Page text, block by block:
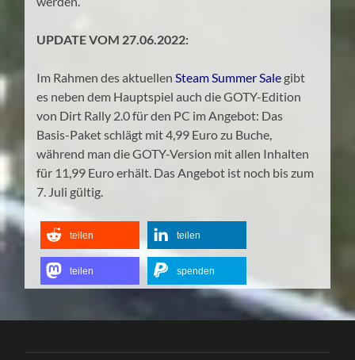
UPDATE VOM 27.06.2022:
Im Rahmen des aktuellenSteam Summer Sale gibt
es neben dem Hauptspiel auch die GOTY-Edition
von Dirt Rally 2.0 für den PC im Angebot: Das
Basis-Paket schlägt mit 4,99 Euro zu Buche,
während man die GOTY-Version mit allen Inhalten
für 11,99 Euro erhält. Das Angebot ist noch bis zum
7. Juli gültig.
teilen teilen
teilen spenden